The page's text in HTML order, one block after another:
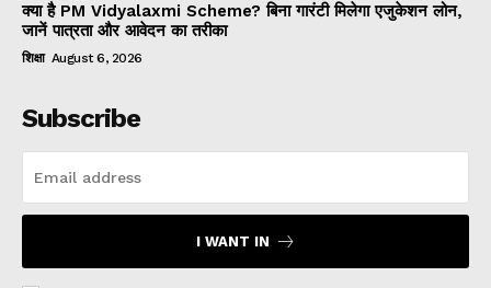
क्या है PM Vidyalaxmi Scheme? बिना गारंटी मिलेगा एजुकेशन लोन,
जानें पात्रता और आवेदन का तरीका
शिक्षा August 6, 2026
Subscribe
I WANT IN